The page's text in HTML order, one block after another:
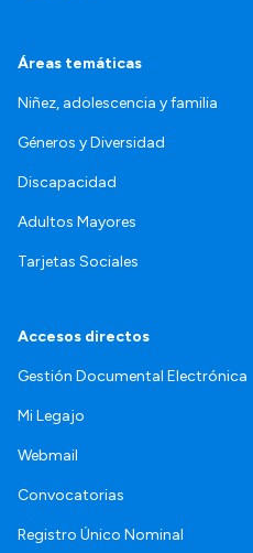
Áreas temáticas
Niñez, adolescencia y familia
Géneros y Diversidad
Discapacidad
Adultos Mayores
Tarjetas Sociales
Accesos directos
Gestión Documental Electrónica
Mi Legajo
Webmail
Convocatorias
Registro Único Nominal